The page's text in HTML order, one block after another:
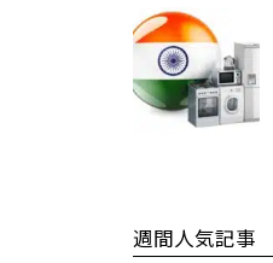
週間人気記事